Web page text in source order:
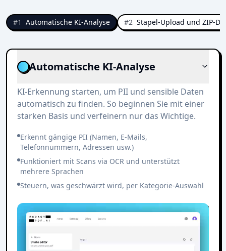
#1 Automatische KI-Analyse #2 Stapel-Upload und ZIP-
Automatische KI-Analyse
KI-Erkennung starten, um PII und sensible Daten
automatisch zu finden. So beginnen Sie mit einer
starken Basis und verfeinern nur das Wichtige.
Erkennt gängige PII (Namen, E-Mails,
Telefonnummern, Adressen usw.)
Funktioniert mit Scans via OCR und unterstützt
mehrere Sprachen
Steuern, was geschwärzt wird, per Kategorie-Auswahl